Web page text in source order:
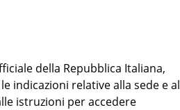
della Repubblica Italiana,
indicazioni relative alla sede e al
istruzioni per accedere